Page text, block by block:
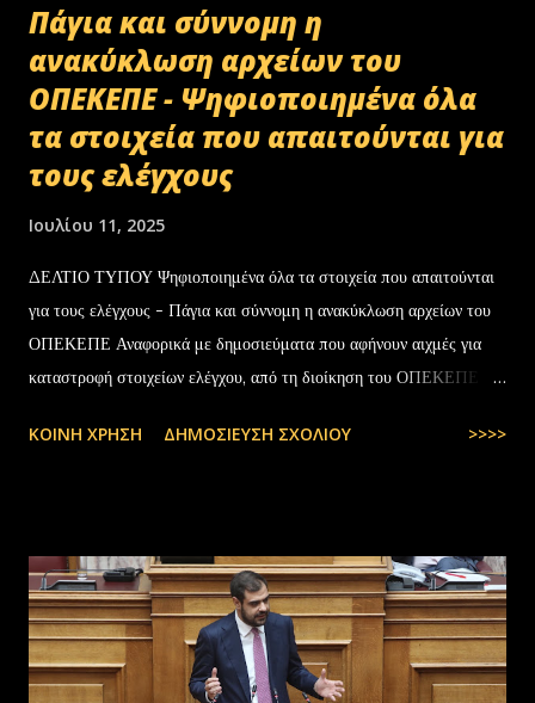
Πάγια και σύννομη η
ανακύκλωση αρχείων του
ΟΠΕΚΕΠΕ - Ψηφιοποιημένα όλα
τα στοιχεία που απαιτούνται για
τους ελέγχους
Ιουλίου 11, 2025
ΔΕΛΤΙΟ ΤΥΠΟΥ Ψηφιοποιημένα όλα τα στοιχεία που απαιτούνται
για τους ελέγχους - Πάγια και σύννομη η ανακύκλωση αρχείων του
ΟΠΕΚΕΠΕ Αναφορικά με δημοσιεύματα που αφήνουν αιχμές για
καταστροφή στοιχείων ελέγχου, από τη διοίκηση του ΟΠΕΚΕΠΕ
εστάλη προς ανακύκλωση στις 10-07-2025 στην Θεσσαλονίκη,
αποστολή των Πινάκων αρχείων Καταστρεπτέων Υλικών της ΠΔ
Μακεδονίας-Θράκης και ολοκληρώθηκε με το υπ.αρ.πρωτ.
23412/02-07-2025 έγγραφο της ΑΑΔΕ και το από 10-07-2025
πρωτόκολλο παράδοσης υλικών μεταξύ της ΑΑΔΕ-Γενική Δ/νση
ΚΟΙΝΉ ΧΡΉΣΗ ΔΗΜΟΣΊΕΥΣΗ ΣΧΟΛΊΟΥ >>>>